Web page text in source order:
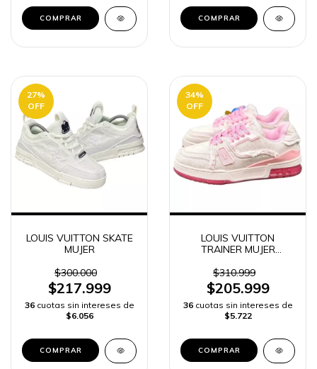
COMPRAR COMPRAR
27%
OFF
LOUIS VUITTON SKATE
MUJER
$300.000
$217.999
36 cuotas sin intereses de
$6.056
COMPRAR
34%
OFF
LOUIS VUITTON
TRAINER MUJER
$310.999
$205.999
36 cuotas sin intereses de
$5.722
COMPRAR